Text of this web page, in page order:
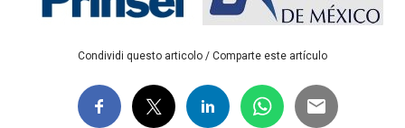
Condividi questo articolo / Comparte este artículo